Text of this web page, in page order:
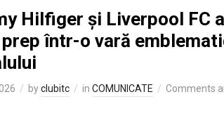
Hilfiger și Liverpool FC
într-o vară
byclubitc in COMUNICATE
Comments